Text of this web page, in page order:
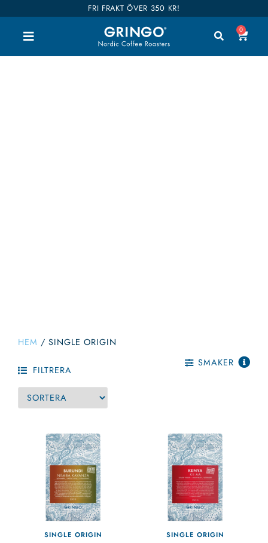
FRI FRAKT ÖVER 350 KR!
0
HEM / SINGLE ORIGIN
FILTRERA
SMAKER
SINGLE ORIGIN SINGLE ORIGIN